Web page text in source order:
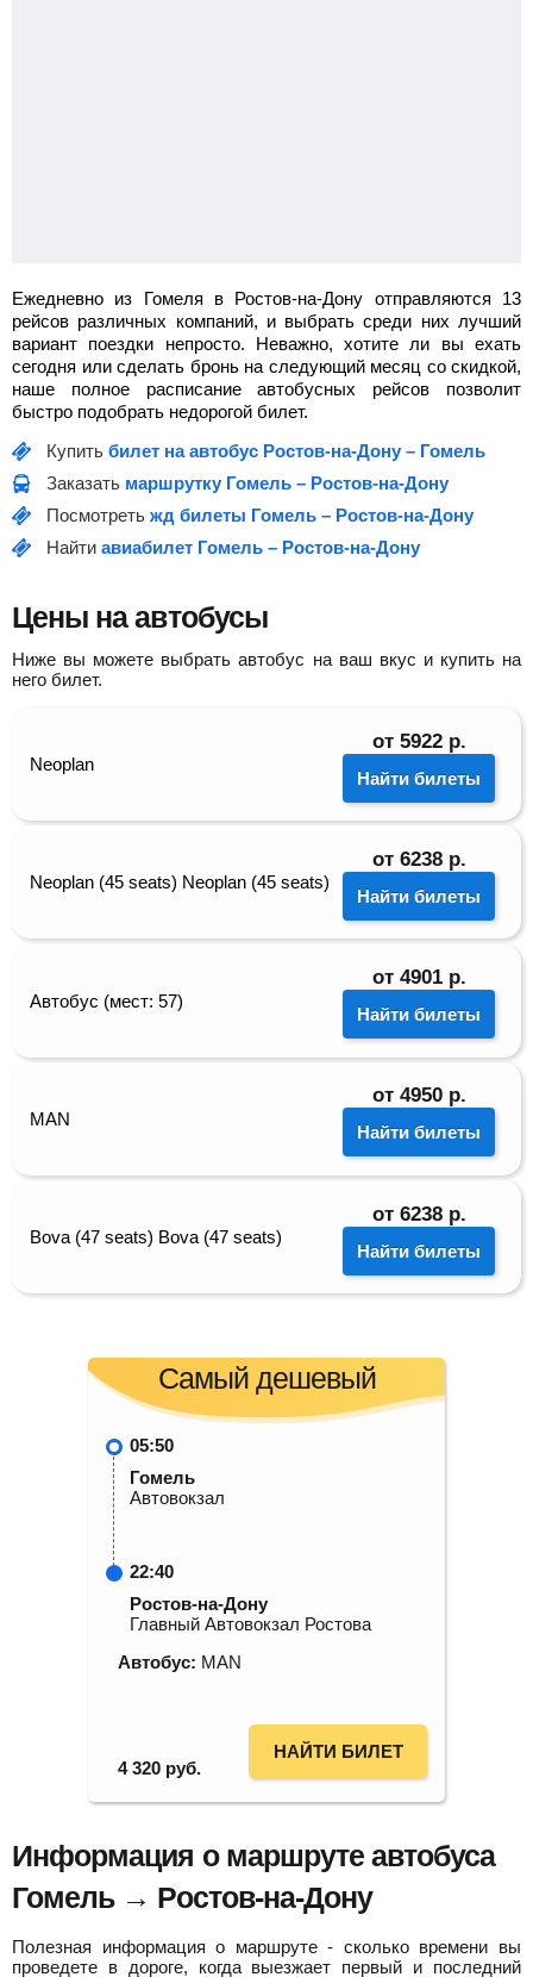
Ежедневно из Гомеля в Ростов-на-Дону отправляются 13
рейсов различных компаний, и выбрать среди них лучший
вариант поездки непросто. Неважно, хотите ли вы ехать
сегодня или сделать бронь на следующий месяц со скидкой,
наше полное расписание автобусных рейсов позволит
быстро подобрать недорогой билет.
Купить билет на автобус Ростов-на-Дону – Гомель
Заказать маршрутку Гомель – Ростов-на-Дону
Посмотреть жд билеты Гомель – Ростов-на-Дону
Найти авиабилет Гомель – Ростов-на-Дону
Цены на автобусы
Ниже вы можете выбрать автобус на ваш вкус и купить на
него билет.
Neoplan
от 5922 р.
Найти билеты
Neoplan (45 seats) Neoplan (45 seats)
от 6238 р.
Найти билеты
Автобус (мест: 57)
от 4901 р.
Найти билеты
MAN
от 4950 р.
Найти билеты
Bova (47 seats) Bova (47 seats)
от 6238 р.
Найти билеты
Самый дешевый
05:50
Гомель
Автовокзал
22:40
Ростов-на-Дону
Главный Автовокзал Ростова
Автобус: MAN
4 320 руб.
НАЙТИ БИЛЕТ
Информация о маршруте автобуса
Гомель → Ростов-на-Дону
Полезная информация о маршруте - сколько времени вы
проведете в дороге, когда выезжает первый и последний